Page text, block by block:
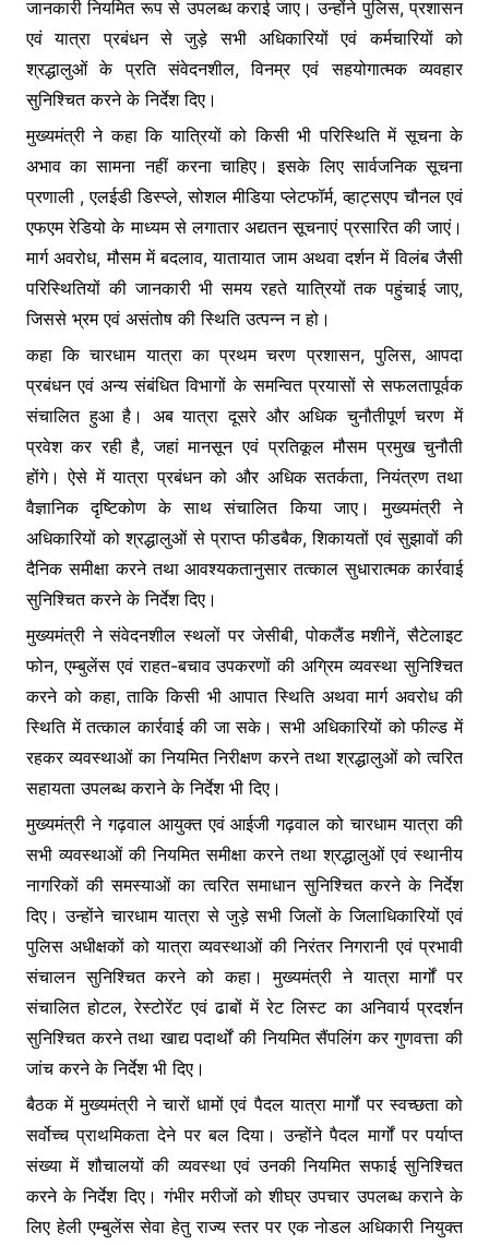
जानकारी नियमित रूप से उपलब्ध कराई जाए। उन्होंने पुलिस, प्रशासन
एवं यात्रा प्रबंधन से जुड़े सभी अधिकारियों एवं कर्मचारियों को
श्रद्धालुओं के प्रति संवेदनशील, विनम्र एवं सहयोगात्मक व्यवहार
सुनिश्चित करने के निर्देश दिए।
मुख्यमंत्री ने कहा कि यात्रियों को किसी भी परिस्थिति में सूचना के
अभाव का सामना नहीं करना चाहिए। इसके लिए सार्वजनिक सूचना
प्रणाली , एलईडी डिस्प्ले, सोशल मीडिया प्लेटफॉर्म, व्हाट्सएप चौनल एवं
एफएम रेडियो के माध्यम से लगातार अद्यतन सूचनाएं प्रसारित की जाएं।
मार्ग अवरोध, मौसम में बदलाव, यातायात जाम अथवा दर्शन में विलंब जैसी
परिस्थितियों की जानकारी भी समय रहते यात्रियों तक पहुंचाई जाए,
जिससे भ्रम एवं असंतोष की स्थिति उत्पन्न न हो।
कहा कि चारधाम यात्रा का प्रथम चरण प्रशासन, पुलिस, आपदा
प्रबंधन एवं अन्य संबंधित विभागों के समन्वित प्रयासों से सफलतापूर्वक
संचालित हुआ है। अब यात्रा दूसरे और अधिक चुनौतीपूर्ण चरण में
प्रवेश कर रही है, जहां मानसून एवं प्रतिकूल मौसम प्रमुख चुनौती
होंगे। ऐसे में यात्रा प्रबंधन को और अधिक सतर्कता, नियंत्रण तथा
वैज्ञानिक दृष्टिकोण के साथ संचालित किया जाए। मुख्यमंत्री ने
अधिकारियों को श्रद्धालुओं से प्राप्त फीडबैक, शिकायतों एवं सुझावों की
दैनिक समीक्षा करने तथा आवश्यकतानुसार तत्काल सुधारात्मक कार्रवाई
सुनिश्चित करने के निर्देश दिए।
मुख्यमंत्री ने संवेदनशील स्थलों पर जेसीबी, पोकलैंड मशीनें, सैटेलाइट
फोन, एम्बुलेंस एवं राहत-बचाव उपकरणों की अग्रिम व्यवस्था सुनिश्चित
करने को कहा, ताकि किसी भी आपात स्थिति अथवा मार्ग अवरोध की
स्थिति में तत्काल कार्रवाई की जा सके। सभी अधिकारियों को फील्ड में
रहकर व्यवस्थाओं का नियमित निरीक्षण करने तथा श्रद्धालुओं को त्वरित
सहायता उपलब्ध कराने के निर्देश भी दिए।
मुख्यमंत्री ने गढ़वाल आयुक्त एवं आईजी गढ़वाल को चारधाम यात्रा की
सभी व्यवस्थाओं की नियमित समीक्षा करने तथा श्रद्धालुओं एवं स्थानीय
नागरिकों की समस्याओं का त्वरित समाधान सुनिश्चित करने के निर्देश
दिए। उन्होंने चारधाम यात्रा से जुड़े सभी जिलों के जिलाधिकारियों एवं
पुलिस अधीक्षकों को यात्रा व्यवस्थाओं की निरंतर निगरानी एवं प्रभावी
संचालन सुनिश्चित करने को कहा। मुख्यमंत्री ने यात्रा मार्गों पर
संचालित होटल, रेस्टोरेंट एवं ढाबों में रेट लिस्ट का अनिवार्य प्रदर्शन
सुनिश्चित करने तथा खाद्य पदार्थों की नियमित सैंपलिंग कर गुणवत्ता की
जांच करने के निर्देश भी दिए।
बैठक में मुख्यमंत्री ने चारों धामों एवं पैदल यात्रा मार्गों पर स्वच्छता को
सर्वोच्च प्राथमिकता देने पर बल दिया। उन्होंने पैदल मार्गों पर पर्याप्त
संख्या में शौचालयों की व्यवस्था एवं उनकी नियमित सफाई सुनिश्चित
करने के निर्देश दिए। गंभीर मरीजों को शीघ्र उपचार उपलब्ध कराने के
लिए हेली एम्बुलेंस सेवा हेतु राज्य स्तर पर एक नोडल अधिकारी नियुक्त